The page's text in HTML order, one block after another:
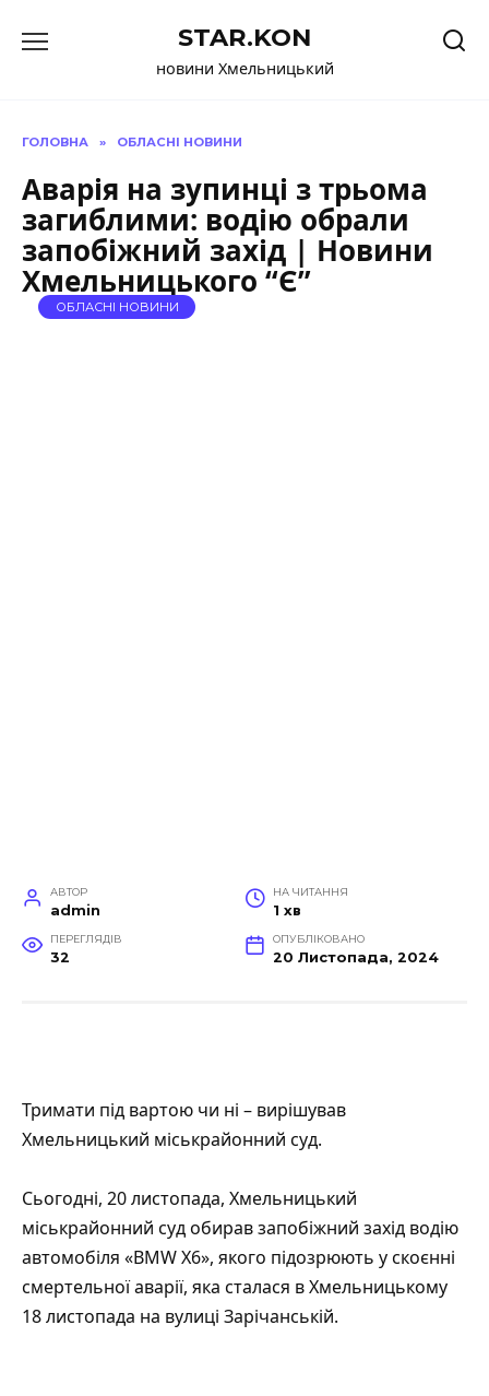
до
STAR.KON
новини Хмельницький
ГОЛОВНА » ОБЛАСНІ НОВИНИ
Аварія на зупинці з трьома
загиблими: водію обрали
запобіжний захід | Новини
Хмельницького “Є”
ОБЛАСНІ НОВИНИ
АВТОР
admin
НА ЧИТАННЯ
1 хв
ПЕРЕГЛЯДІВ
32
ОПУБЛІКОВАНО
20 Листопада, 2024
Тримати під вартою чи ні – вирішував
Хмельницький міськрайонний суд.
Сьогодні, 20 листопада, Хмельницький
міськрайонний суд обирав запобіжний захід водію
автомобіля «BMW X6», якого підозрюють у скоєнні
смертельної аварії, яка сталася в Хмельницькому
18 листопада на вулиці Зарічанській.